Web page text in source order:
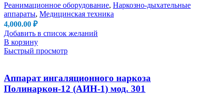
Реанимационное оборудование, Наркозно-дыхательные
аппараты, Медицинская техника
4,000.00 ₽
Добавить в список желаний
В корзину
Быстрый просмотр
Аппарат ингаляционного наркоза
Полинаркон-12 (АИН-1) мод. 301